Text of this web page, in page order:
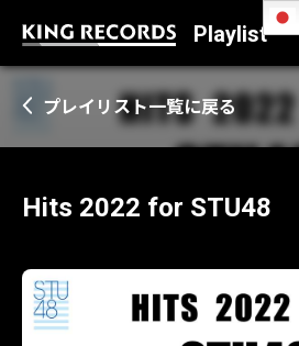
Playlist
プレイリスト一覧に戻る
Hits 2022 for STU48